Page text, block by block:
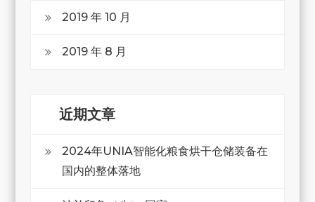
2019 年 10 月
2019 年 8 月
近期文章
2024年UNIA智能化粮食烘干仓储装备在
国内的整体落地